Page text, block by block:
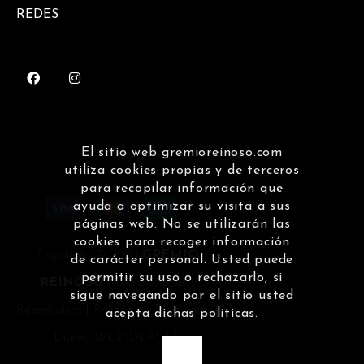
REDES
Copyright © 2020GREMIO
REINOSO|Devoluciones y
Política de Privacidad |
WEBIDEAS.ES
El sitio web gremioreinoso.com
utiliza cookies propias y de terceros
para recopilar información que
ayuda a optimizar su visita a sus
páginas web. No se utilizarán las
cookies para recoger información
de carácter personal. Usted puede
permitir su uso o rechazarlo, si
sigue navegando por el sitio usted
acepta dichas políticas.